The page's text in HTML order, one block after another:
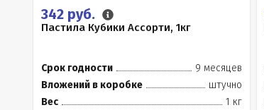
342 руб.
Пастила Кубики Ассорти, 1кг
Срок годности
9 месяцев
Вложений в коробке
штучно
Вес
1 кг